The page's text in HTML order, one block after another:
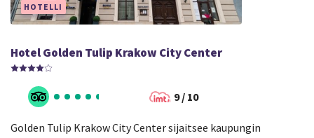
HOTELLI
Hotel Golden Tulip Krakow City Center
9 / 10
Golden Tulip Krakow City Center sijaitsee kaupungin